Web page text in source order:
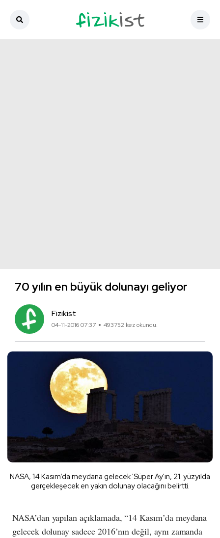
70 yılın en büyük dolunayı geliyor
Fizikist
04-11-2016 07:37 493752 kez okundu.
NASA, 14 Kasım’da meydana gelecek 'Süper Ay'ın, 21. yüzyılda
gerçekleşecek en yakın dolunay olacağını belirtti.
NASA’dan yapılan açıklamada, “14 Kasım’da meydana
gelecek dolunay sadece 2016’nın değil, aynı zamanda